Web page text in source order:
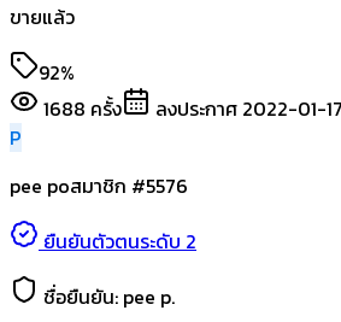
ขายแล้ว
92%
1688 ครั้ง ลงประกาศ 2022-01-17
P
pee poสมาชิก #5576
ยืนยันตัวตนระดับ 2
ชื่อยืนยัน: pee p.